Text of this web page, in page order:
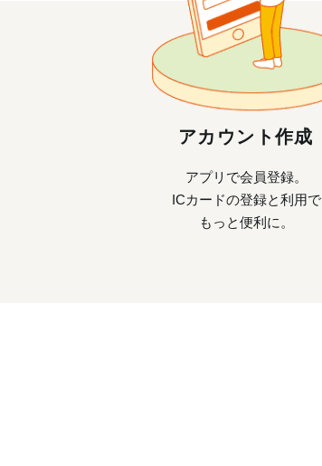
アカウント作成
アプリで会員登録。
ICカードの登録と利用で
もっと便利に。